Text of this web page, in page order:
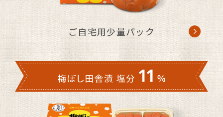
健康志向の広がりから、美味しさはその
ままの減塩タイプを開発。従来の「梅ぼ
し田舎漬」と比べ塩分を25%カットしま
ご自宅用少量パック